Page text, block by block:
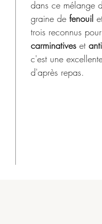
dans ce mélange
graine de fenouil
trois reconnus
carminatives et
c'est une
d'après repas.